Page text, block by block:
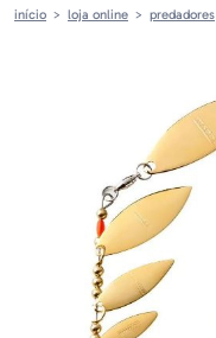
início loja online predadores